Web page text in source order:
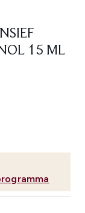
15 ML